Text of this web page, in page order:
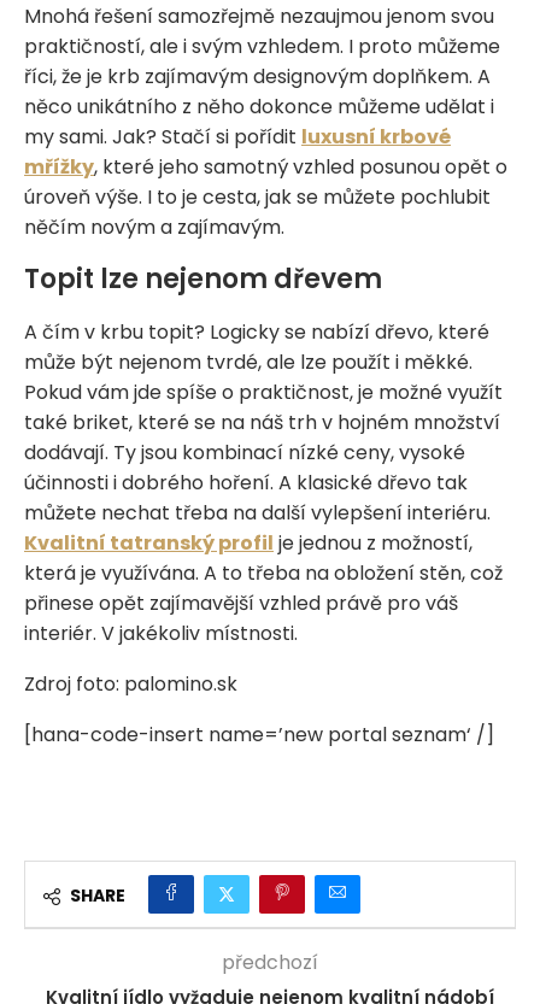
Mnohá řešení samozřejmě nezaujmou jenom svou
praktičností, ale i svým vzhledem. I proto můžeme
říci, že je krb zajímavým designovým doplňkem. A
něco unikátního z něho dokonce můžeme udělat i
my sami. Jak? Stačí si pořídit luxusní krbové
mřížky, které jeho samotný vzhled posunou opět o
úroveň výše. I to je cesta, jak se můžete pochlubit
něčím novým a zajímavým.
Topit lze nejenom dřevem
A čím v krbu topit? Logicky se nabízí dřevo, které
může být nejenom tvrdé, ale lze použít i měkké.
Pokud vám jde spíše o praktičnost, je možné využít
také briket, které se na náš trh v hojném množství
dodávají. Ty jsou kombinací nízké ceny, vysoké
účinnosti i dobrého hoření. A klasické dřevo tak
můžete nechat třeba na další vylepšení interiéru.
Kvalitní tatranský profil je jednou z možností,
která je využívána. A to třeba na obložení stěn, což
přinese opět zajímavější vzhled právě pro váš
interiér. V jakékoliv místnosti.
Zdroj foto: palomino.sk
[hana-code-insert name=’new portal seznam‘ /]
SHARE
předchozí
Kvalitní jídlo vyžaduje nejenom kvalitní nádobí